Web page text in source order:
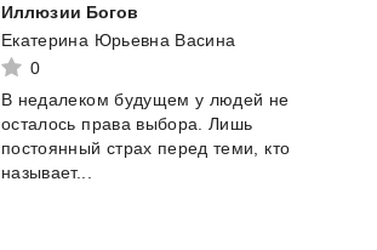
Иллюзии Богов
Екатерина Юрьевна Васина
0
В недалеком будущем у людей не
осталось права выбора. Лишь
постоянный страх перед теми, кто
называет...